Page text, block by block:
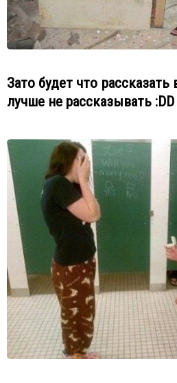
Зато будет что
лучше не рассказывать :DD